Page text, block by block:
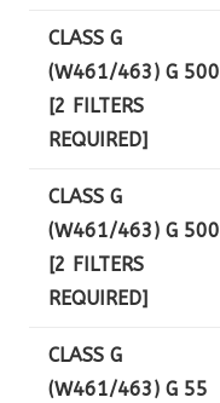
CLASS G
(W461/463) G 500
[2 FILTERS
REQUIRED]
CLASS G
(W461/463) G 500
[2 FILTERS
REQUIRED]
CLASS G
(W461/463) G 55